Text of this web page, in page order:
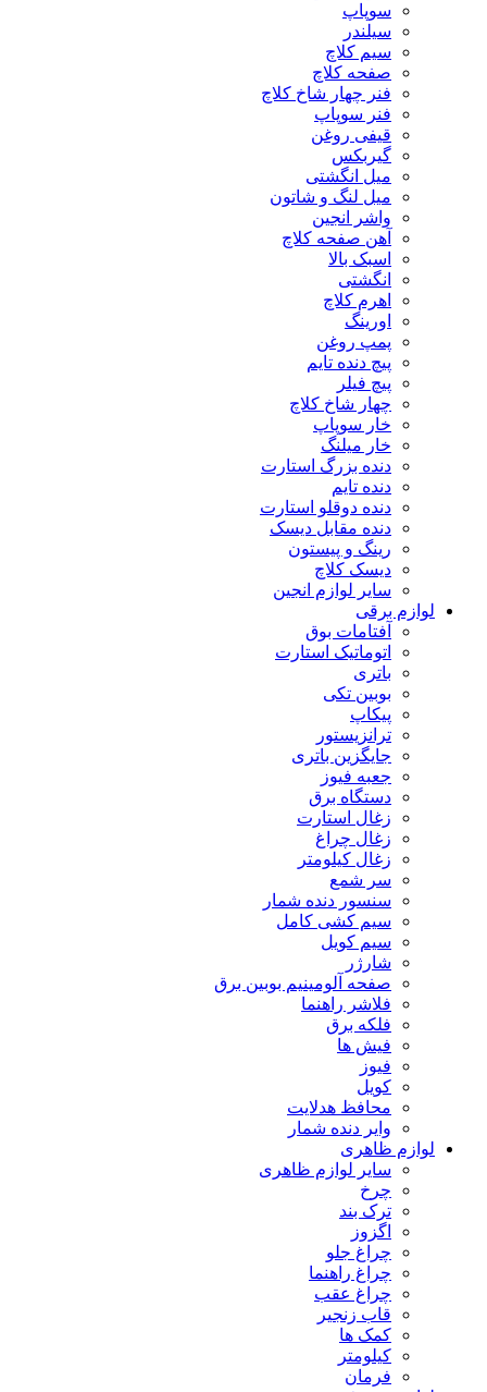
سوپاپ
سیلندر
سیم کلاچ
صفحه کلاچ
فنر چهار شاخ کلاچ
فنر سوپاپ
قیفی روغن
گیربکس
میل انگشتی
میل لنگ و شاتون
واشر انجین
آهن صفحه کلاچ
اسبک بالا
انگشتی
اهرم کلاچ
اورینگ
پمپ روغن
پیچ دنده تایم
پیچ فیلر
چهار شاخ کلاچ
خار سوپاپ
خار میلنگ
دنده بزرگ استارت
دنده تایم
دنده دوقلو استارت
دنده مقابل دیسک
رینگ و پیستون
دیسک کلاچ
سایر لوازم انجین
لوازم برقی
آفتامات بوق
اتوماتیک استارت
باتری
بوبین تکی
پیکاپ
ترانزیستور
جایگزین باتری
جعبه فیوز
دستگاه برق
زغال استارت
زغال چراغ
زغال کیلومتر
سر شمع
سنسور دنده شمار
سیم کشی کامل
سیم کویل
شارژر
صفحه آلومینیم بوبین برق
فلاشر راهنما
فلکه برق
فیش ها
فیوز
کویل
محافظ هدلایت
وایر دنده شمار
لوازم ظاهری
سایر لوازم ظاهری
چرخ
ترک بند
اگزوز
چراغ جلو
چراغ راهنما
چراغ عقب
قاب زنجیر
کمک ها
کیلومتر
فرمان